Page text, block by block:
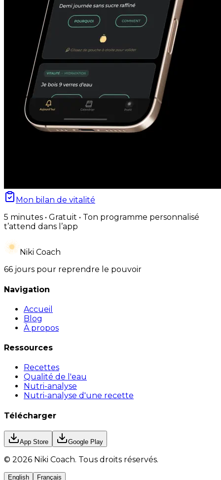
Mon bilan de vitalité
5 minutes • Gratuit • Ton programme personnalisé
t’attend dans l’app
Niki Coach
66 jours pour reprendre le pouvoir
Navigation
Accueil
Blog
À propos
Ressources
Recettes
Qualité de l'eau
Nutri-analyse
Nutri-analyse d'une recette
Télécharger
App Store Google Play
© 2026 Niki Coach. Tous droits réservés.
English Français